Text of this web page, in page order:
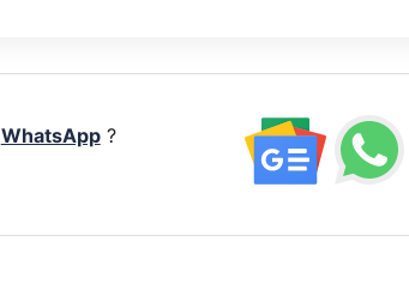
WhatsApp?